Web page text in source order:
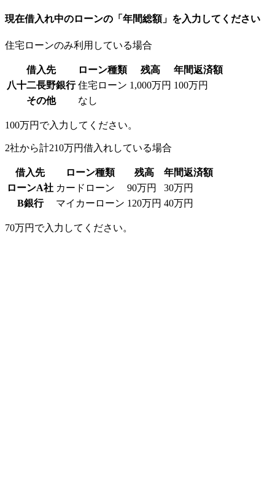
現在借入れ中のローンの「年間総額」を入力してください
住宅ローンのみ利用している場合
借入先 ローン種類 残高
年間返済額
八十二長野銀行 住宅ローン 1,000万円 100万円
その他
なし
100万円 で入力してください。
2社から計210万円借入れしている場合
借入先 ローン種類 残高
年間返済額
ローンA社 カードローン 90万円
30万円
B銀行
マイカーローン 120万円 40万円
70万円 で入力してください。